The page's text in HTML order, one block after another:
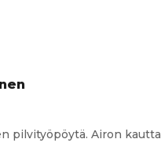
pilvityöpöytä. Airon kautta